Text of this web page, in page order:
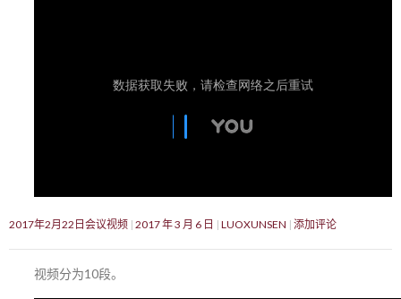
2017年2月22日会议视频 2017 年 3 月 6 日 LUOXUNSEN 添加评论
视频分为10段。